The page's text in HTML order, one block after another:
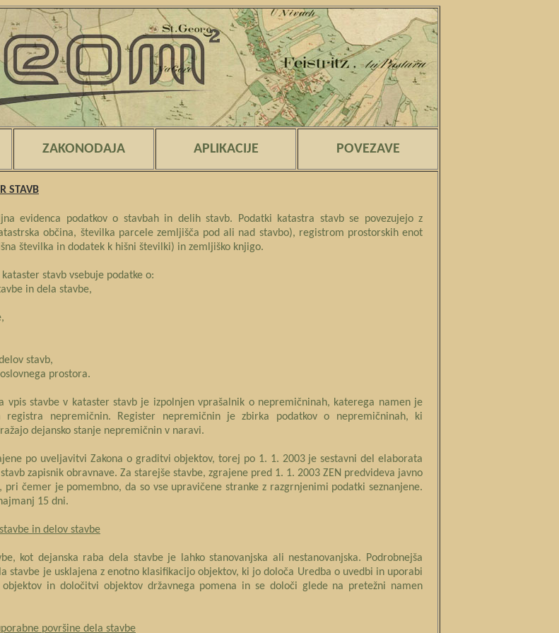
ZAKONODAJA APLIKACIJE POVEZAVE
STAVB
evidenca podatkov o stavbah in delih stavb. Podatki katastra stavb se povezujejo z
občina, številka parcele zemljišča pod ali nad stavbo), registrom prostorskih enot
številka in dodatek k hišni številki) in zemljiško knjigo.
stavb vsebuje podatke o:
in dela stavbe,
stavb,
prostora.
vpis stavbe v kataster stavb je izpolnjen vprašalnik o nepremičninah, katerega namen je
registra nepremičnin. Register nepremičnin je zbirka podatkov o nepremičninah, ki
dejansko stanje nepremičnin v naravi.
po uveljavitvi Zakona o graditvi objektov, torej po 1. 1. 2003 je sestavni del elaborata
zapisnik obravnave. Za starejše stavbe, zgrajene pred 1. 1. 2003 ZEN predvideva javno
pri čemer je pomembno, da so vse upravičene stranke z razgrnjenimi podatki seznanjene.
15 dni.
in delov stavbe
kot dejanska raba dela stavbe je lahko stanovanjska ali nestanovanjska. Podrobnejša
stavbe je usklajena z enotno klasifikacijo objektov, ki jo določa Uredba o uvedbi in uporabi
in določitvi objektov državnega pomena in se določi glede na pretežni namen
površine dela stavbe